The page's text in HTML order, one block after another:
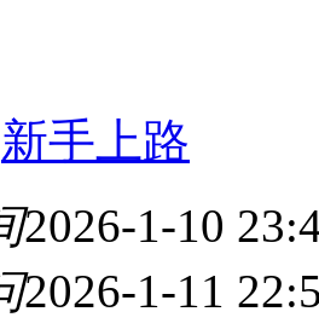
新手上路
2026-1-10
2026-1-11